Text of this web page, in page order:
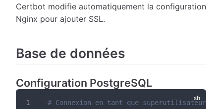
Certbot modifie automatiquement la configuration
Nginx pour ajouter SSL.
Base de données
Configuration PostgreSQL
# Connexion en tant que superutilisateur